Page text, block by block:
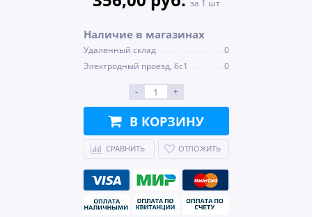
за 1 шт
Наличие в магазинах
Удаленный склад
0
Электродный проезд, 6с1
0
- +
В КОРЗИНУ
СРАВНИТЬ ОТЛОЖИТЬ